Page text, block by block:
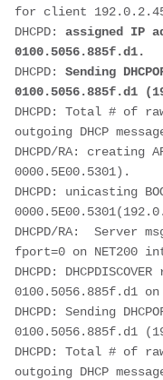
for client
DHCPD: assigned IP
0100.5056.885f.d1.
DHCPD: Sending
0100.5056.885f.d1
DHCPD: Total # of
outgoing DHCP
DHCPD/RA: creating
0000.5E00.5301).
DHCPD: unicasting
DHCPD/RA:  Server
fport=0 on NET200
DHCPD:
0100.5056.885f.d1
DHCPD: Sending
0100.5056.885f.d1
DHCPD: Total # of
outgoing DHCP